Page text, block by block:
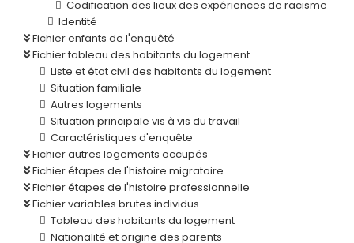
Codification des lieux des expériences de racisme
Identité
Fichier enfants de l'enquêté
Fichier tableau des habitants du logement
Liste et état civil des habitants du logement
Situation familiale
Autres logements
Situation principale vis à vis du travail
Caractéristiques d'enquête
Fichier autres logements occupés
Fichier étapes de l'histoire migratoire
Fichier étapes de l'histoire professionnelle
Fichier variables brutes individus
Tableau des habitants du logement
Nationalité et origine des parents